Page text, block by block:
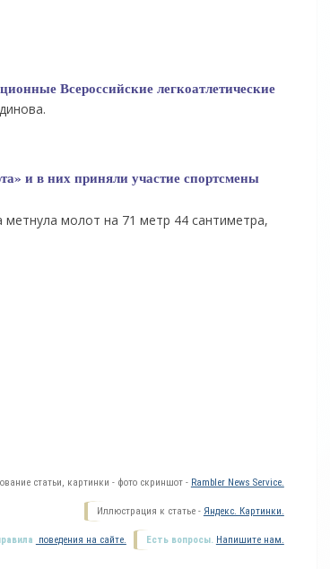
Всероссийские легкоатлетические
и в них приняли участие спортсмены
молот на 71 метр 44 сантиметра,
статьи, картинки - фото скриншот - Rambler News Service.
Иллюстрация к статье - Яндекс. Картинки.
Есть вопросы. Напишите нам.
поведения на сайте.